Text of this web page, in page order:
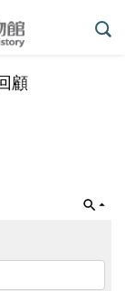
す
顧